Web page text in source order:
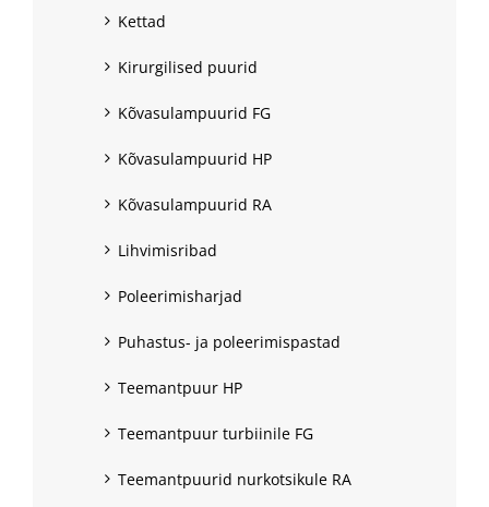
Kettad
Kirurgilised puurid
Kõvasulampuurid FG
Kõvasulampuurid HP
Kõvasulampuurid RA
Lihvimisribad
Poleerimisharjad
Puhastus- ja poleerimispastad
Teemantpuur HP
Teemantpuur turbiinile FG
Teemantpuurid nurkotsikule RA